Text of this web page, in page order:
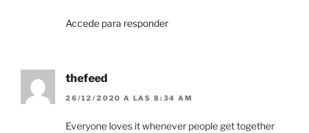
Accede para responder
thefeed
26/12/2020 A LAS 8:34 AM
Everyone loves it whenever people get together